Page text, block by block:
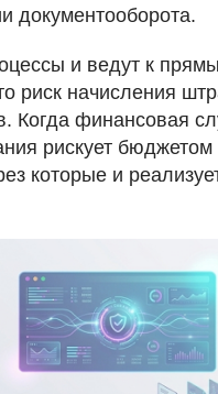
документооборота.
и ведут к
риск начисления
Когда финансовая
рискует
которые и